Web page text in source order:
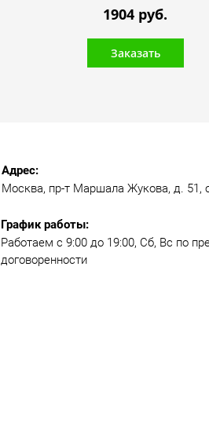
1904 руб.
Заказать
Работаем с 9:00 до 19:00​, Сб, Вс по
договоренности
Москва, пр-т Маршала Жукова, д. 51,
Адрес:
График работы: